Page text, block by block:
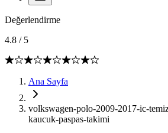
Değerlendirme
4.8 / 5
Ana Sayfa
volkswagen-polo-2009-2017-ic-
kaucuk-paspas-takimi